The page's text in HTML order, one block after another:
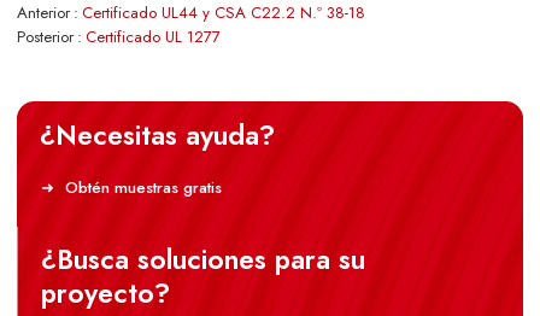
Anterior Certificado UL44 y CSA C22.2 N.º 38-18
Posterior Certificado UL 1277
¿Necesitas ayuda?
Obtén muestras gratis
¿Busca soluciones para su
proyecto?